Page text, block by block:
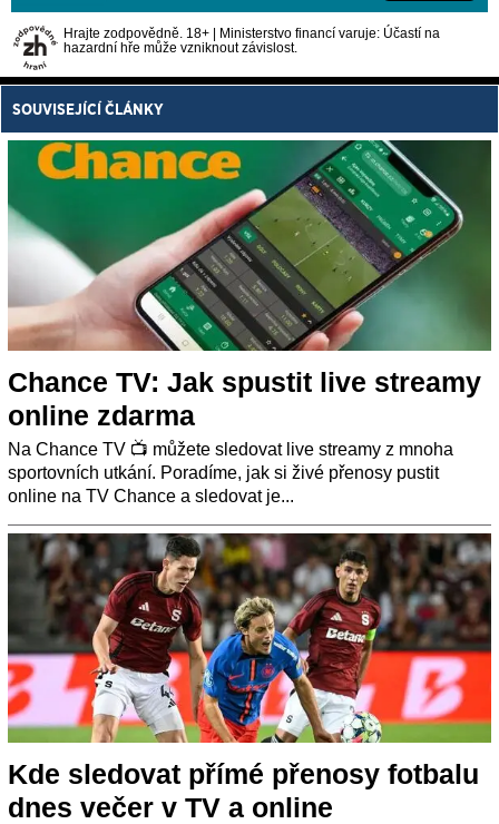
Hrajte zodpovědně. 18+ | Ministerstvo financí varuje: Účastí na
hazardní hře může vzniknout závislost.
SOUVISEJÍCÍ ČLÁNKY
Chance TV: Jak spustit live streamy
online zdarma
Na Chance TV 📺 můžete sledovat live streamy z mnoha
sportovních utkání. Poradíme, jak si živé přenosy pustit
online na TV Chance a sledovat je...
Kde sledovat přímé přenosy fotbalu
dnes večer v TV a online